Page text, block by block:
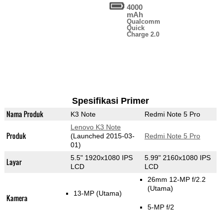
4000
mAh
Qualcomm
Quick
Charge 2.0
Spesifikasi Primer
Nama Produk K3 Note Redmi Note 5 Pro
Produk
Lenovo K3 Note
(Launched 2015-03-
01)
Redmi Note 5 Pro
Layar
5.5" 1920x1080 IPS
LCD
5.99" 2160x1080 IPS
LCD
Kamera 13-MP (Utama)
26mm 12-MP f/2.2
(Utama)
5-MP f/2